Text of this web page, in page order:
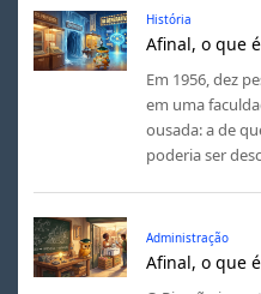
História
Afinal, o que
Em 1956, dez
em uma
ousada: a de
poderia ser
Administração
Afinal, o que